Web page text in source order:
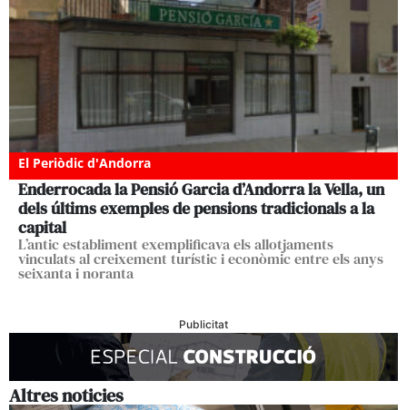
El Periòdic d'Andorra
Enderrocada la Pensió Garcia d’Andorra la Vella, un
dels últims exemples de pensions tradicionals a la
capital
L’antic establiment exemplificava els allotjaments
vinculats al creixement turístic i econòmic entre els anys
seixanta i noranta
Publicitat
Altres noticies